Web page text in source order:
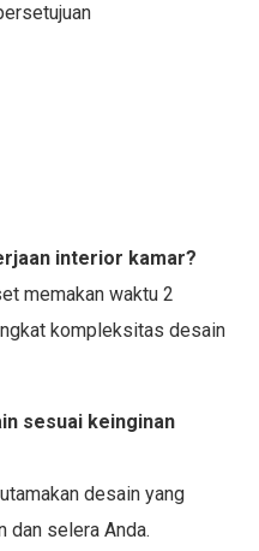
interior kamar?
memakan waktu 2
kompleksitas desain
sesuai keinginan
desain yang
dan selera Anda.